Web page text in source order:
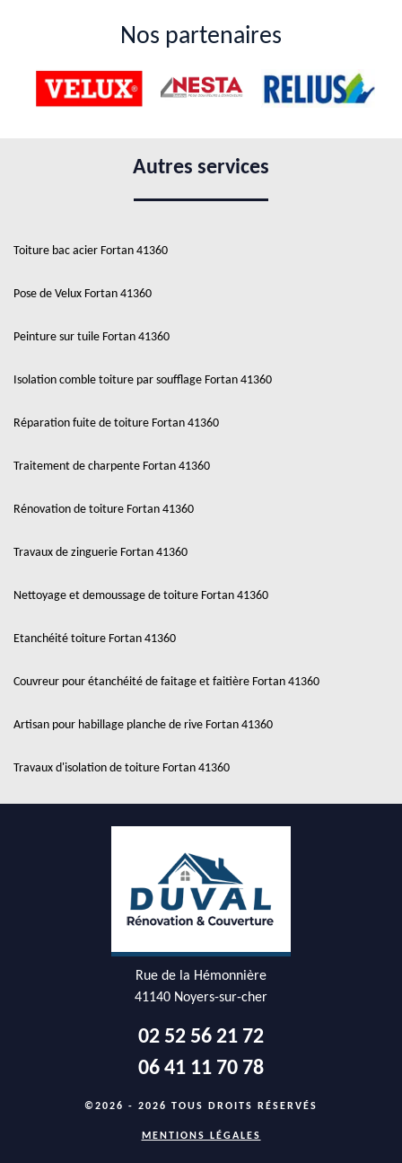
Nos partenaires
Autres services
Toiture bac acier Fortan 41360
Pose de Velux Fortan 41360
Peinture sur tuile Fortan 41360
Isolation comble toiture par soufflage Fortan 41360
Réparation fuite de toiture Fortan 41360
Traitement de charpente Fortan 41360
Rénovation de toiture Fortan 41360
Travaux de zinguerie Fortan 41360
Nettoyage et demoussage de toiture Fortan 41360
Etanchéité toiture Fortan 41360
Couvreur pour étanchéité de faitage et faitière Fortan 41360
Artisan pour habillage planche de rive Fortan 41360
Travaux d'isolation de toiture Fortan 41360
Rue de la Hémonnière
41140 Noyers-sur-cher
02 52 56 21 72
06 41 11 70 78
©2026 - 2026 TOUS DROITS RÉSERVÉS
MENTIONS LÉGALES